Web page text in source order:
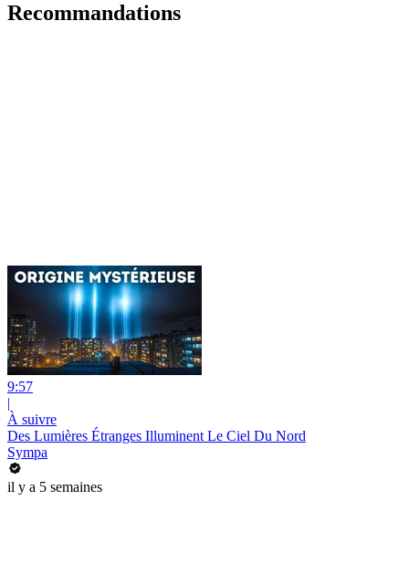
Recommandations
9:57
|
À suivre
Des Lumières Étranges Illuminent Le Ciel Du Nord
Sympa
il y a 5 semaines